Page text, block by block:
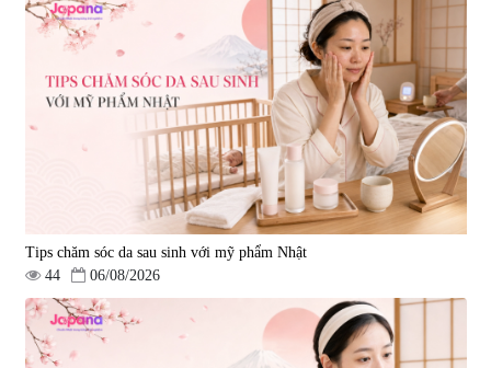
Tips chăm sóc da sau sinh với mỹ phẩm Nhật
44
06/08/2026